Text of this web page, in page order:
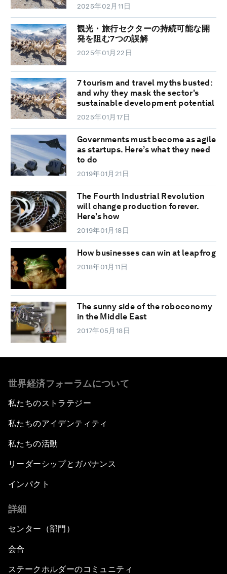
2025年02月11日
観光・旅行セクターの持続可能な開
発を阻む7つの誤解
2025年01月22日
7 tourism and travel myths busted:
and why they mask the sector's
sustainable development potential
2025年01月17日
Governments must become as agile
as startups. Here’s what they need
to do
2019年01月21日
The Fourth Industrial Revolution
will change production forever.
Here’s how
2019年01月18日
How businesses can win at leapfrog
2018年01月11日
The sunny side of the roboconomy
in the Middle East
2017年05月18日
世界経済フォーラムについて
私たちのストラテジー
私たちのアイデンティティ
私たちの活動
リーダーシップとガバナンス
インパクト
詳細
センター（部門）
会合
ステークホルダーのコミュニティ